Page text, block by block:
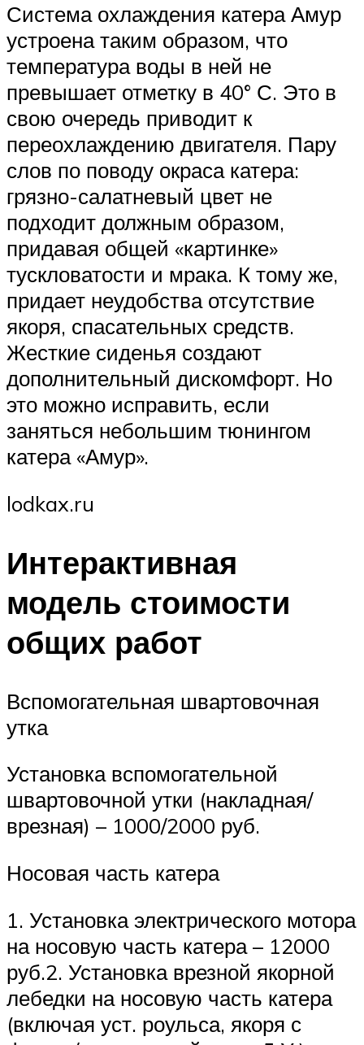
Система охлаждения катера Амур
устроена таким образом, что
температура воды в ней не
превышает отметку в 40° С. Это в
свою очередь приводит к
переохлаждению двигателя. Пару
слов по поводу окраса катера:
грязно-салатневый цвет не
подходит должным образом,
придавая общей «картинке»
тускловатости и мрака. К тому же,
придает неудобства отсутствие
якоря, спасательных средств.
Жесткие сиденья создают
дополнительный дискомфорт. Но
это можно исправить, если
заняться небольшим тюнингом
катера «Амур».
lodkax.ru
Интерактивная
модель стоимости
общих работ
Вспомогательная швартовочная
утка
Установка вспомогательной
швартовочной утки (накладная/
врезная) – 1000/2000 руб.
Носовая часть катера
1. Установка электрического мотора
на носовую часть катера – 12000
руб.2. Установка врезной якорной
лебедки на носовую часть катера
(включая уст. роульса, якоря с